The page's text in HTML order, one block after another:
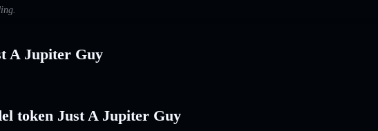
A Jupiter Guy
token Just A Jupiter Guy